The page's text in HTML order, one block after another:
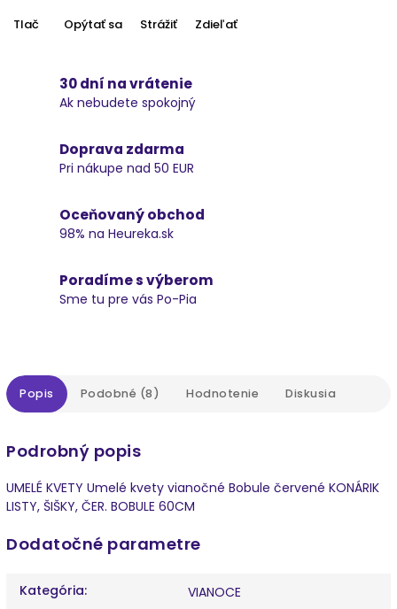
Tlač Opýtať sa Strážiť Zdieľať
30 dní na vrátenie
Ak nebudete spokojný
Doprava zdarma
Pri nákupe nad 50 EUR
Oceňovaný obchod
98% na Heureka.sk
Poradíme s výberom
Sme tu pre vás Po-Pia
Popis Podobné (8) Hodnotenie Diskusia
Podrobný popis
UMELÉ KVETY Umelé kvety vianočné Bobule červené KONÁRIK
LISTY, ŠIŠKY, ČER. BOBULE 60CM
Dodatočné parametre
Kategória:
VIANOCE